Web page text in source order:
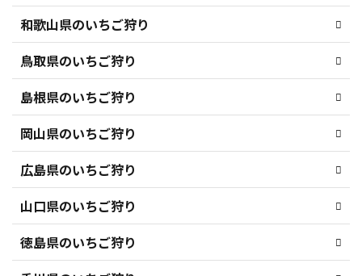
和歌山県のいちご狩り
鳥取県のいちご狩り
島根県のいちご狩り
岡山県のいちご狩り
広島県のいちご狩り
山口県のいちご狩り
徳島県のいちご狩り